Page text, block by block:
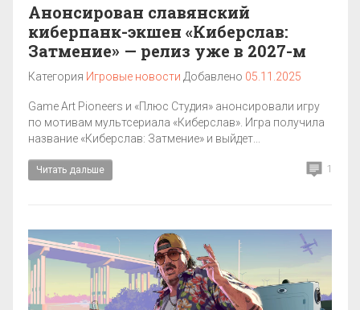
Анонсирован славянский
киберпанк-экшен «Киберслав:
Затмение» — релиз уже в 2027-м
Категория Игровые новости Добавлено 05.11.2025
Game Art Pioneers и «Плюс Студия» анонсировали игру
по мотивам мультсериала «Киберслав». Игра получила
название «Киберслав: Затмение» и выйдет...
Читать дальше 1